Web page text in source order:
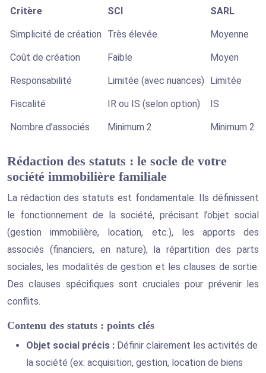
Critère SCI SARL
Simplicité de création Très élevée Moyenne
Coût de création Faible Moyen
Responsabilité Limitée (avec nuances) Limitée
Fiscalité IR ou IS (selon option) IS
Nombre d’associés Minimum 2 Minimum 2
Rédaction des statuts : le socle de votre
société immobilière familiale
La rédaction des statuts est fondamentale. Ils définissent
le fonctionnement de la société, précisant l’objet social
(gestion immobilière, location, etc.), les apports des
associés (financiers, en nature), la répartition des parts
sociales, les modalités de gestion et les clauses de sortie.
Des clauses spécifiques sont cruciales pour prévenir les
conflits.
Contenu des statuts : points clés
Objet social précis : Définir clairement les activités de
la société (ex: acquisition, gestion, location de biens